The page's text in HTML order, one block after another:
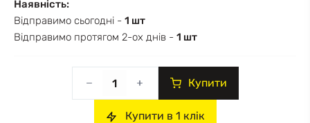
Наявність:
Відправимо сьогодні - 1 шт
Відправимо протягом 2-ох днів - 1 шт
Купити
Купити в 1 клік